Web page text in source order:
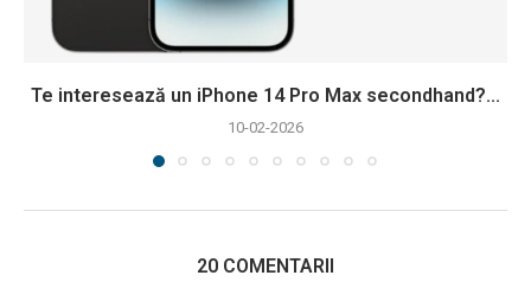
Te interesează un iPhone 14 Pro Max secondhand?...
10-02-2026
20 COMENTARII